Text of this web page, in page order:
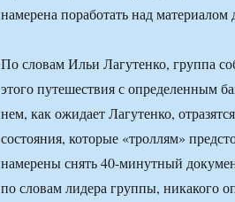
намерена поработать над материалом
По словам Ильи Лагутенко, группа
этого путешествия с определенным
нем, как ожидает Лагутенко,
состояния, которые «троллям»
намерены снять 40-минутный
по словам лидера группы, никакого